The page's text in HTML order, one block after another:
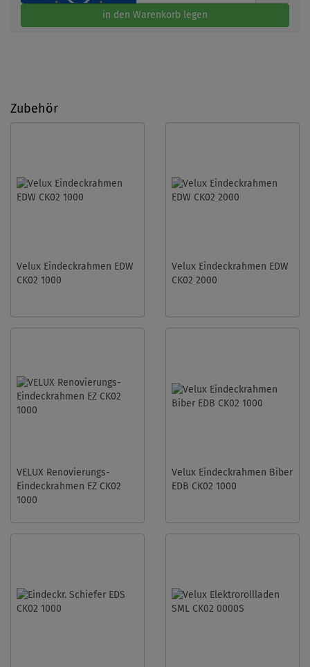
in den Warenkorb legen
Zubehör
Velux Eindeckrahmen EDW
CK02 1000
Velux Eindeckrahmen EDW
CK02 2000
VELUX Renovierungs-
Eindeckrahmen EZ CK02
1000
Velux Eindeckrahmen Biber
EDB CK02 1000